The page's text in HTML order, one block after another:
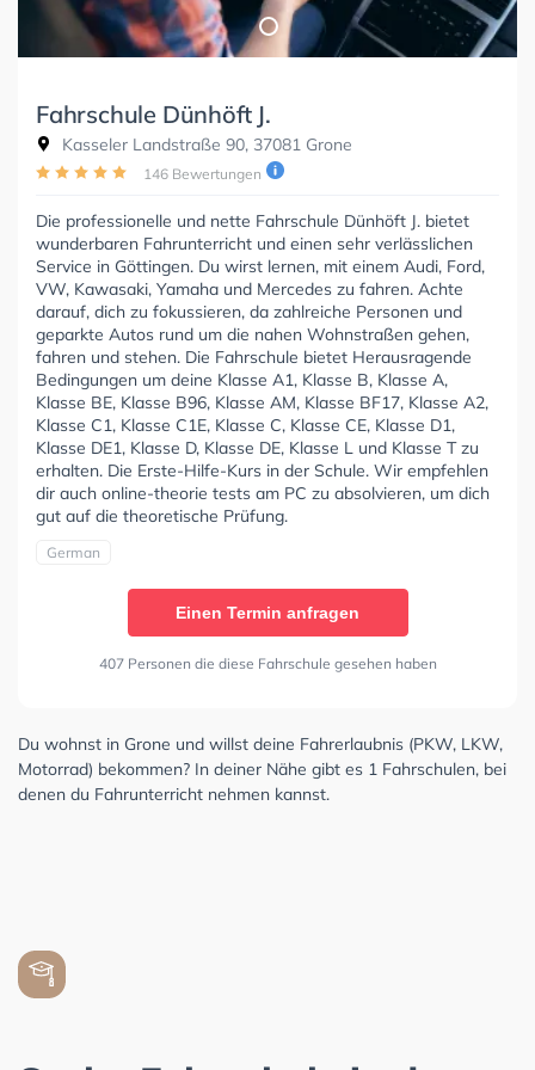
Fahrschule Dünhöft J.
Kasseler Landstraße 90, 37081 Grone
146 Bewertungen
Die professionelle und nette Fahrschule Dünhöft J. bietet
wunderbaren Fahrunterricht und einen sehr verlässlichen
Service in Göttingen. Du wirst lernen, mit einem Audi, Ford,
VW, Kawasaki, Yamaha und Mercedes zu fahren. Achte
darauf, dich zu fokussieren, da zahlreiche Personen und
geparkte Autos rund um die nahen Wohnstraßen gehen,
fahren und stehen. Die Fahrschule bietet Herausragende
Bedingungen um deine Klasse A1, Klasse B, Klasse A,
Klasse BE, Klasse B96, Klasse AM, Klasse BF17, Klasse A2,
Klasse C1, Klasse C1E, Klasse C, Klasse CE, Klasse D1,
Klasse DE1, Klasse D, Klasse DE, Klasse L und Klasse T zu
erhalten. Die Erste-Hilfe-Kurs in der Schule. Wir empfehlen
dir auch online-theorie tests am PC zu absolvieren, um dich
gut auf die theoretische Prüfung.
German
Einen Termin anfragen
407 Personen die diese Fahrschule gesehen haben
Du wohnst in Grone und willst deine Fahrerlaubnis (PKW, LKW,
Motorrad) bekommen? In deiner Nähe gibt es 1 Fahrschulen, bei
denen du Fahrunterricht nehmen kannst.